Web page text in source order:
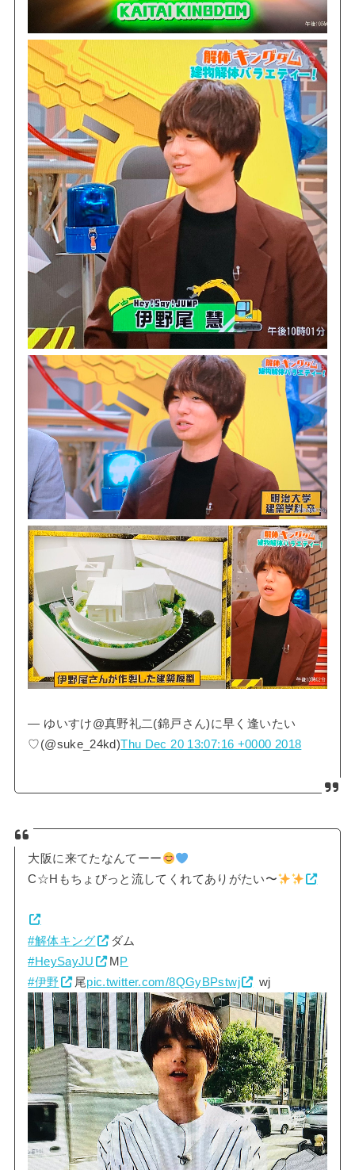
— ゆいすけ@真野礼二(錦戸さん)に早く逢いたい
♡(@suke_24kd)Thu Dec 20 13:07:16 +0000 2018
大阪に来てたなんてーー
C☆Hもちょびっと流してくれてありがたい〜
#解体キング
ダム
#HeySayJU
M P
#伊野
尾pic.twitter.com/8QGyBPstwj wj